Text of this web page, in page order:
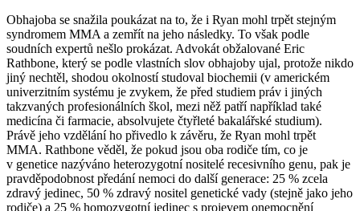
Obhajoba se snažila poukázat na to, že i Ryan mohl trpět stejným
syndromem MMA a zemřít na jeho následky. To však podle
soudních expertů nešlo prokázat. Advokát obžalované Eric
Rathbone, který se podle vlastních slov obhajoby ujal, protože nikdo
jiný nechtěl, shodou okolností studoval biochemii (v americkém
univerzitním systému je zvykem, že před studiem práv i jiných
takzvaných profesionálních škol, mezi něž patří například také
medicína či farmacie, absolvujete čtyřleté bakalářské studium).
Právě jeho vzdělání ho přivedlo k závěru, že Ryan mohl trpět
MMA. Rathbone věděl, že pokud jsou oba rodiče tím, co je
v genetice nazýváno heterozygotní nositelé recesivního genu, pak je
pravděpodobnost předání nemoci do další generace: 25 % zcela
zdravý jedinec, 50 % zdravý nositel genetické vady (stejně jako jeho
rodiče) a 25 % homozygotní jedinec s projevem onemocnění